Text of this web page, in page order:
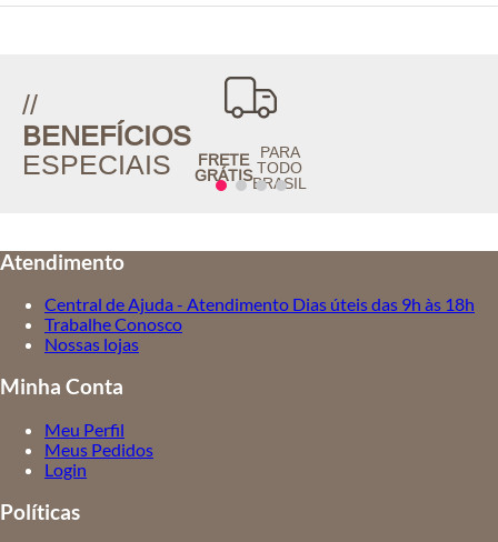
//
BENEFÍCIOS
ESPECIAIS
FRETE
GRÁTIS
PARA
TODO
BRASIL
Atendimento
Central de Ajuda - Atendimento Dias úteis das 9h às 18h
Trabalhe Conosco
Nossas lojas
Minha Conta
Meu Perfil
Meus Pedidos
Login
Políticas